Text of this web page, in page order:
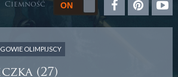
Ciemność
OLIMPIJSCY
(27)